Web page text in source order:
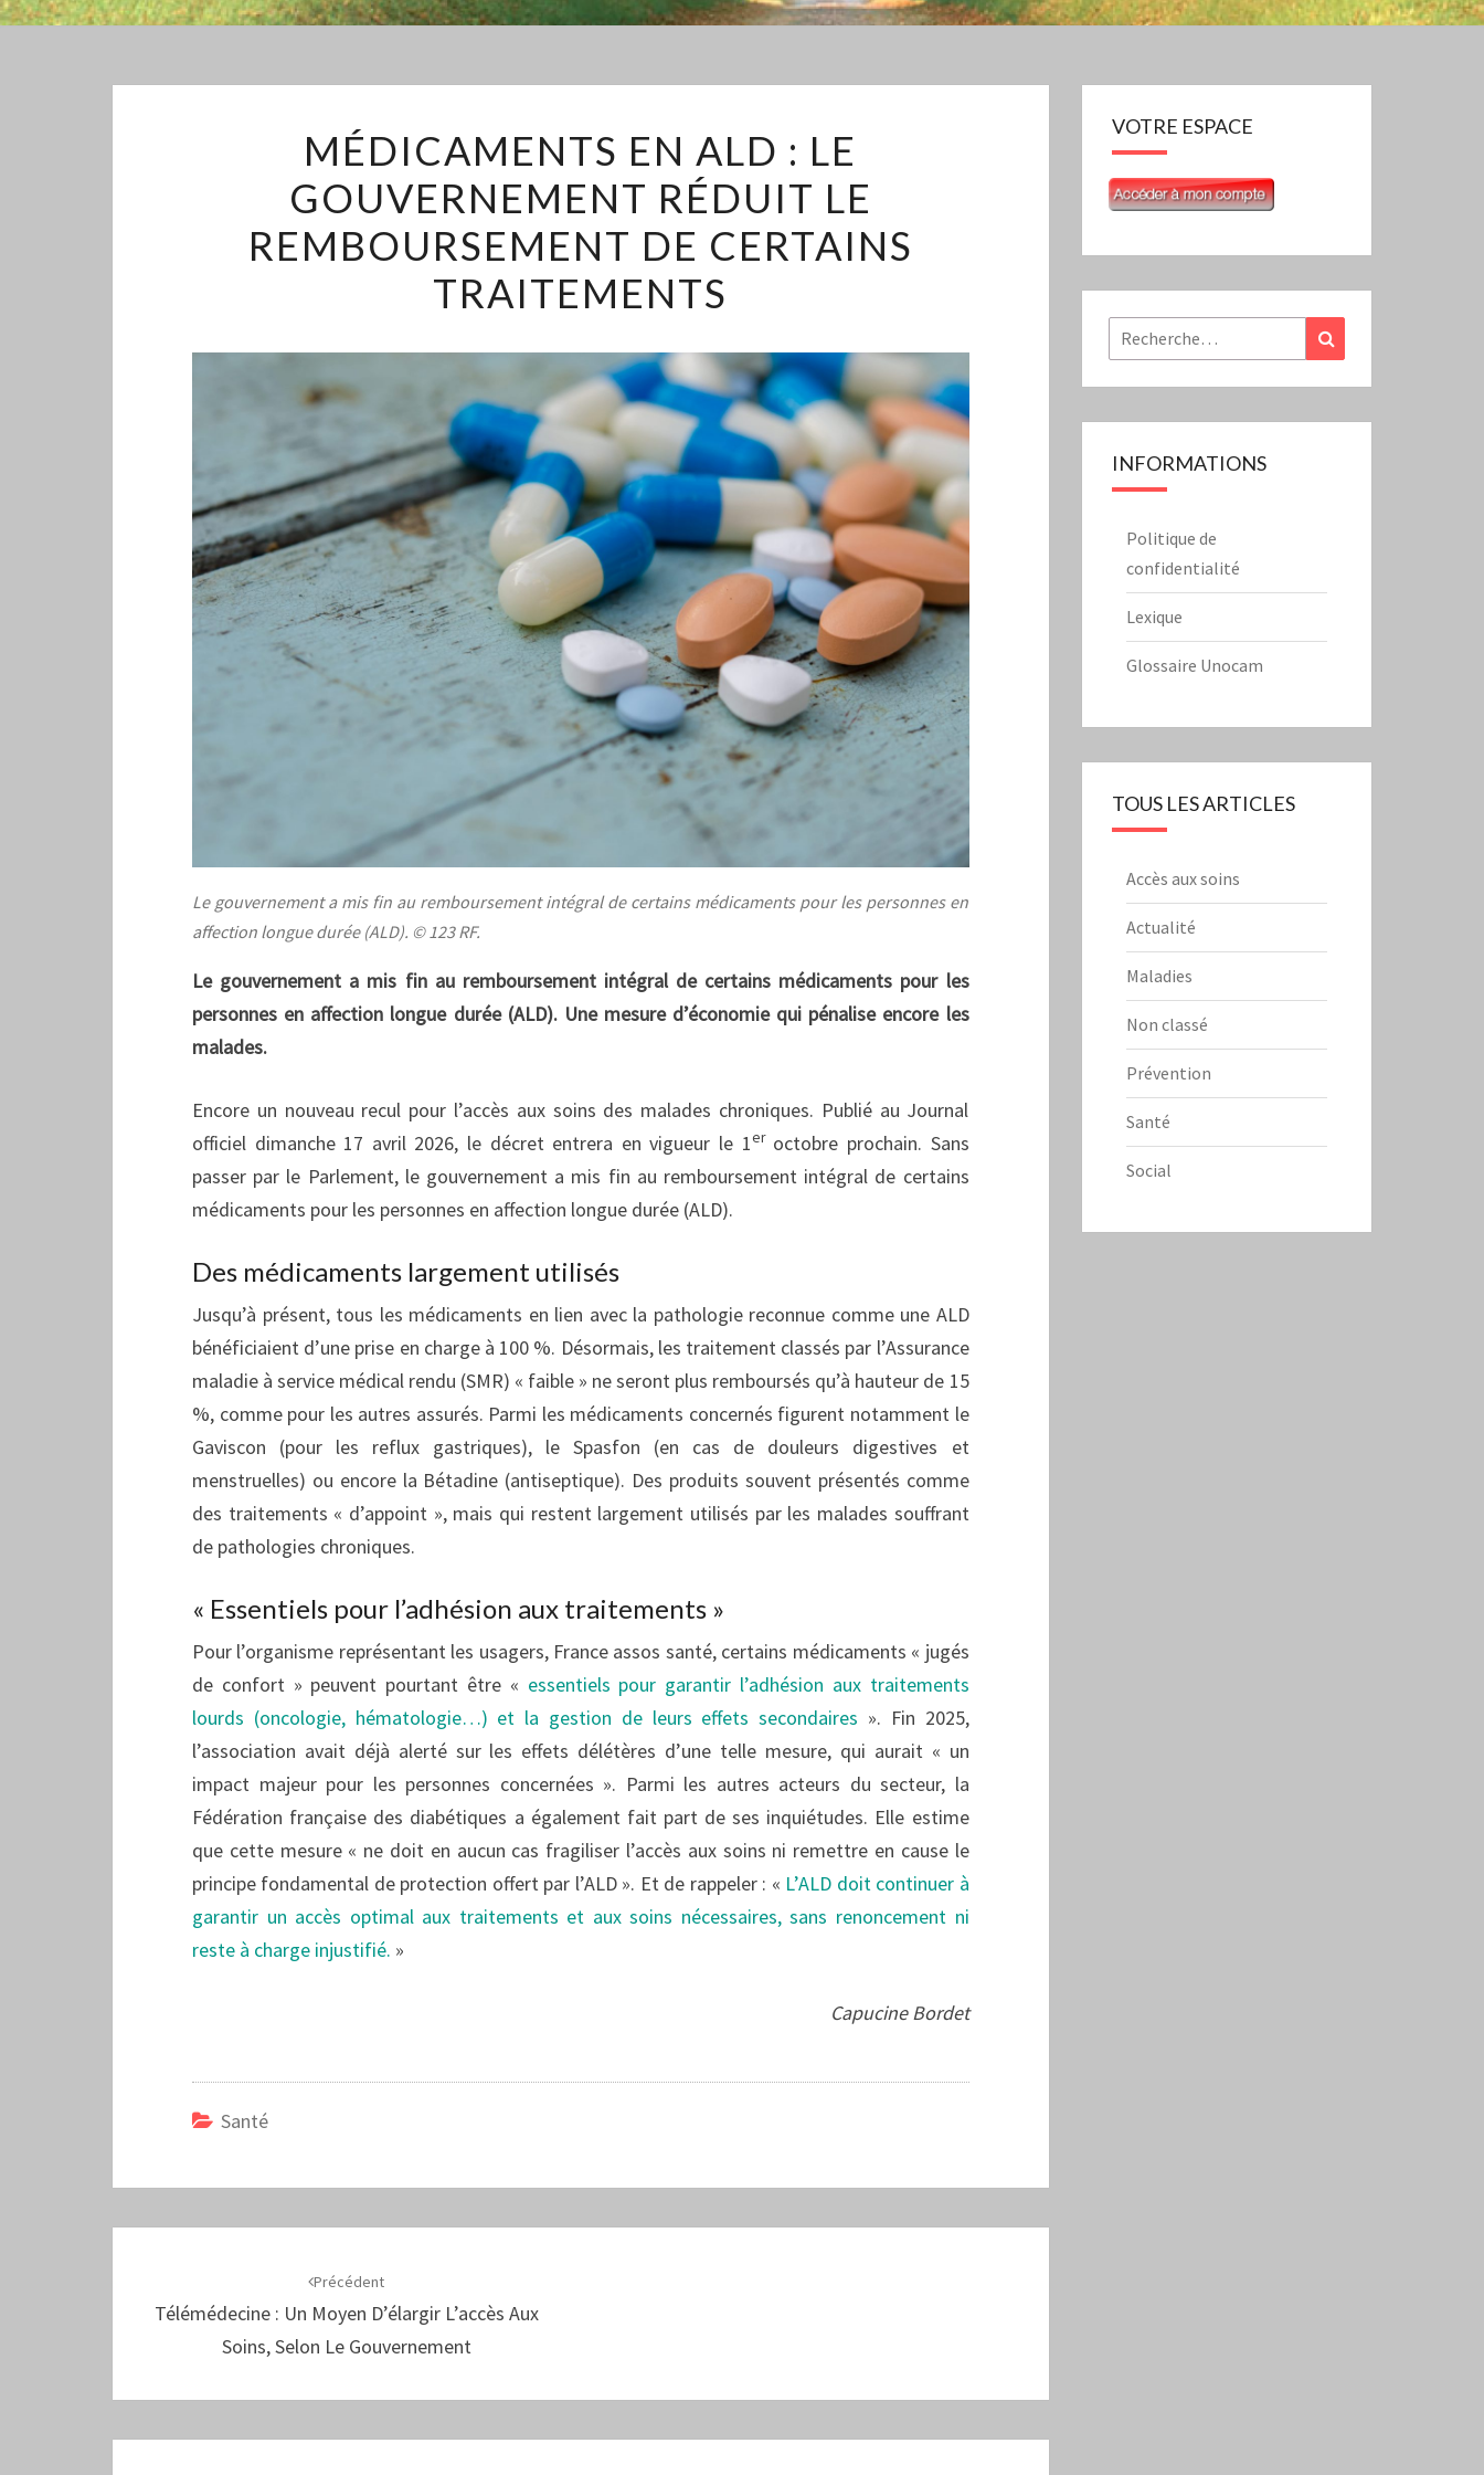
EN
ALD
:
LE
GOUVERNEMENT
LE
REMBOURSEMENT
DE
CERTAINS
TRAITEMENTS
MÉDICAMENTS EN ALD : LE
GOUVERNEMENT RÉDUIT LE
REMBOURSEMENT DE CERTAINS
TRAITEMENTS
Le gouvernement a mis fin au remboursement intégral de certains médicaments pour les personnes en
affection longue durée (ALD). © 123 RF.
Le gouvernement a mis fin au remboursement intégral de certains médicaments pour les
personnes en affection longue durée (ALD). Une mesure d’économie qui pénalise encore les
malades.
Encore un nouveau recul pour l’accès aux soins des malades chroniques. Publié au Journal
officiel dimanche 17 avril 2026, le décret entrera en vigueur le 1eroctobre prochain. Sans
passer par le Parlement, le gouvernement a mis fin au remboursement intégral de certains
médicaments pour les personnes en affection longue durée (ALD).
Des médicaments largement utilisés
Jusqu’à présent, tous les médicaments en lien avec la pathologie reconnue comme une ALD
bénéficiaient d’une prise en charge à 100 %. Désormais, les traitement classés par l’Assurance
maladie à service médical rendu (SMR) « faible » ne seront plus remboursés qu’à hauteur de 15
%, comme pour les autres assurés. Parmi les médicaments concernés figurent notamment le
Gaviscon (pour les reflux gastriques), le Spasfon (en cas de douleurs digestives et
menstruelles) ou encore la Bétadine (antiseptique). Des produits souvent présentés comme
des traitements « d’appoint », mais qui restent largement utilisés par les malades souffrant
de pathologies chroniques.
« Essentiels pour l’adhésion aux traitements »
Pour l’organisme représentant les usagers, France assos santé, certains médicaments « jugés
de confort » peuvent pourtant être « essentiels pour garantir l’adhésion aux traitements
lourds (oncologie, hématologie…) et la gestion de leurs effets secondaires ». Fin 2025,
l’association avait déjà alerté sur les effets délétères d’une telle mesure, qui aurait « un
impact majeur pour les personnes concernées ». Parmi les autres acteurs du secteur, la
Fédération française des diabétiques a également fait part de ses inquiétudes. Elle estime
que cette mesure « ne doit en aucun cas fragiliser l’accès aux soins ni remettre en cause le
principe fondamental de protection offert par l’ALD ». Et de rappeler : « L’ALD doit continuer à
garantir un accès optimal aux traitements et aux soins nécessaires, sans renoncement ni
reste à charge injustifié. »
Capucine Bordet
Santé
Précédent
Télémédecine : Un Moyen D’élargir L’accès Aux
Soins, Selon Le Gouvernement
VOTRE ESPACE
Rechercher :
INFORMATIONS
Politique de
confidentialité
Lexique
Glossaire Unocam
TOUS LES ARTICLES
Accès aux soins
Actualité
Maladies
Non classé
Prévention
Santé
Social